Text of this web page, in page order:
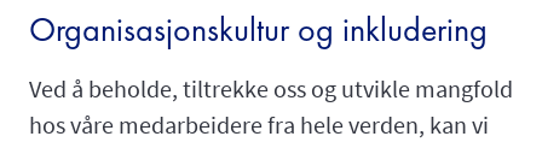
Organisasjonskultur og inkludering
Ved å beholde, tiltrekke oss og utvikle mangfold
hos våre medarbeidere fra hele verden, kan vi